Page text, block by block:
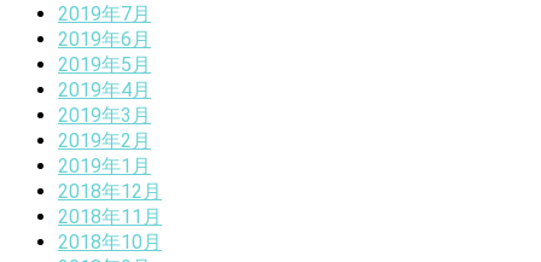
2019年7月
2019年6月
2019年5月
2019年4月
2019年3月
2019年2月
2019年1月
2018年12月
2018年11月
2018年10月